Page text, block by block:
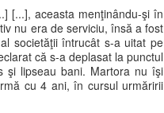
[...], aceasta menţinându-şi în
nu era de serviciu, însă a fost
societăţii întrucât s-a uitat pe
că s-a deplasat la punctul
şi lipseau bani. Martora nu îşi
cu 4 ani, în cursul urmăririi